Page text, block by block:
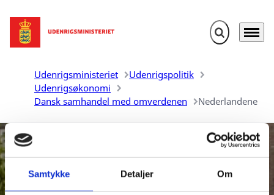
Samtykke Detaljer Om
Gå til forsiden Fold søgefelt
Menu
Udenrigsministeriet
Udenrigspolitik
Udenrigsøkonomi
Dansk samhandel med omverdenen
Nederlandene